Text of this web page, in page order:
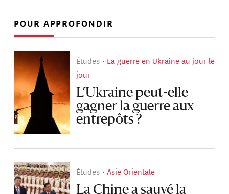
POUR APPROFONDIR
Études
La guerre en Ukraine au jour le
jour
L’Ukraine peut-elle
gagner la guerre aux
entrepôts ?
Études Asie Orientale
La Chine a sauvé la